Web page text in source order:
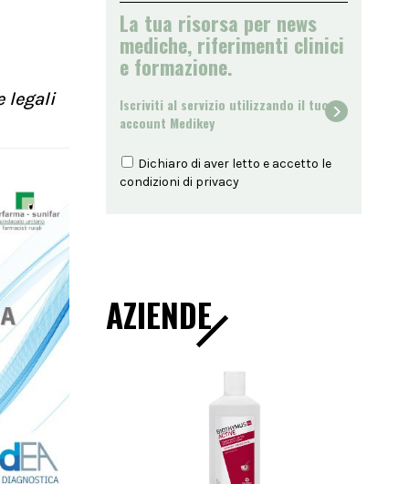
legali
La tua risorsa per news
mediche, riferimenti clinici
e formazione.
Iscriviti al servizio utilizzando il tuo
account Medikey
Dichiaro di aver letto e accetto le
condizioni di privacy
AZIENDE